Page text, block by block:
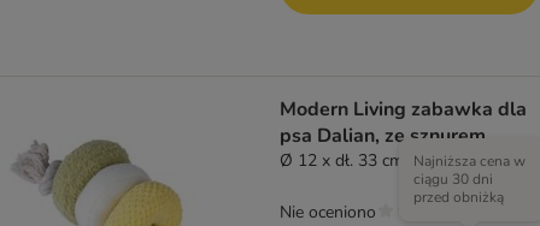
Modern Living zabawka dla
psa Dalian, ze sznurem
Ø 12 x dł. 33 cm
Najniższa cena w
ciągu 30 dni
przed obniżką
Nie oceniono